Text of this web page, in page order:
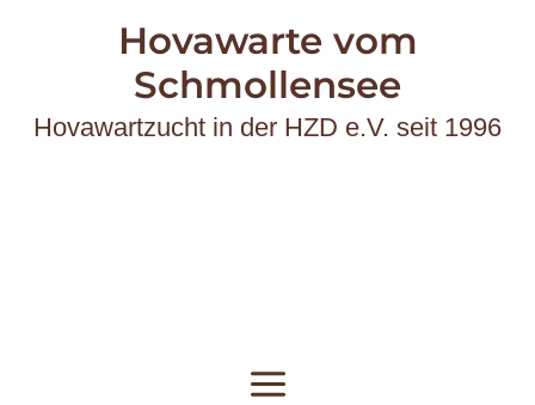
Hovawarte vom
Schmollensee
Hovawartzucht in der HZD e.V. seit 1996
Main
Menu